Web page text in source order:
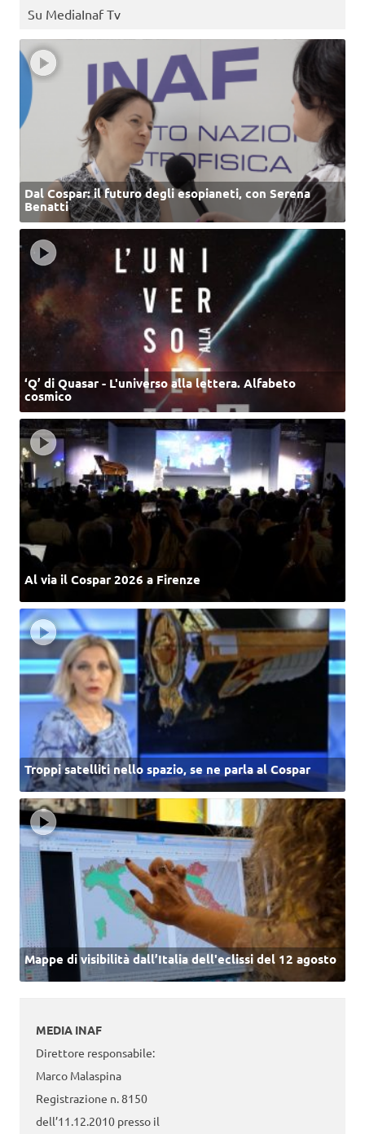
Su MediaInaf Tv
Dal Cospar: il futuro degli esopianeti, con Serena
Benatti
‘Q’ di Quasar - L'universo alla lettera. Alfabeto
cosmico
Al via il Cospar 2026 a Firenze
Troppi satelliti nello spazio, se ne parla al Cospar
Mappe di visibilità dall’Italia dell'eclissi del 12 agosto
MEDIA INAF
Direttore responsabile:
Marco Malaspina
Registrazione n. 8150
dell’11.12.2010 presso il